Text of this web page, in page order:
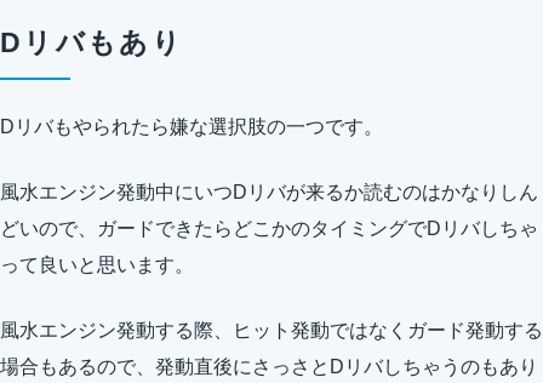
Dリバもあり
Dリバもやられたら嫌な選択肢の一つです。
風水エンジン発動中にいつDリバが来るか読むのはかなりしん
どいので、ガードできたらどこかのタイミングでDリバしちゃ
って良いと思います。
風水エンジン発動する際、ヒット発動ではなくガード発動する
場合もあるので、発動直後にさっさとDリバしちゃうのもあり